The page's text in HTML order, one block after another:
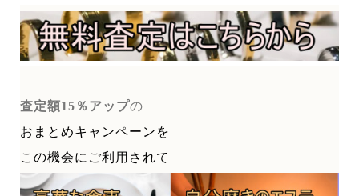
査定額15％アップの
おまとめキャンペーンを
この機会にご利用されて